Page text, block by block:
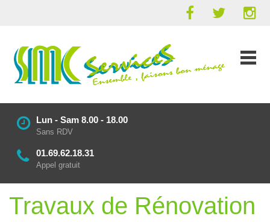
Lun - Sam 8.00 - 18.00
Sans RDV
01.69.62.18.31
Appel gratuit
Travaux de Rénovation